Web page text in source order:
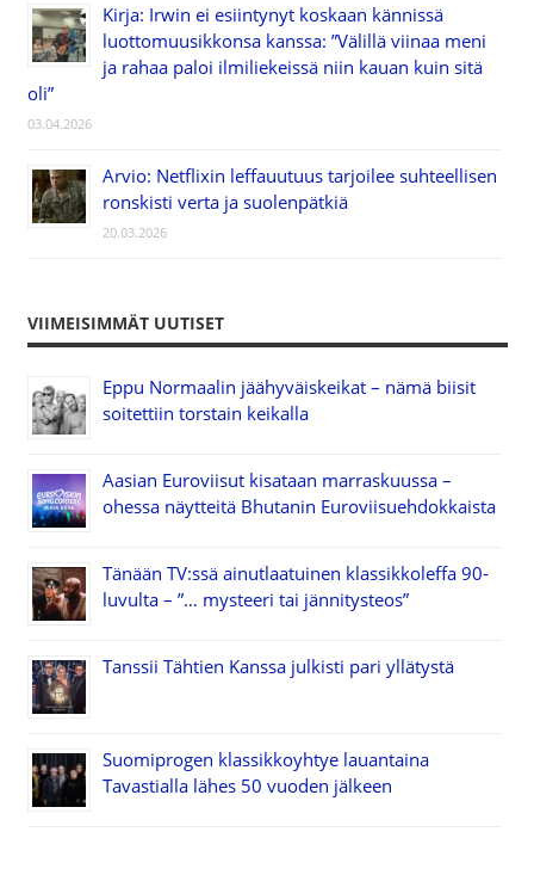
Kirja: Irwin ei esiintynyt koskaan kännissä
luottomuusikkonsa kanssa: ”Välillä viinaa meni
ja rahaa paloi ilmiliekeissä niin kauan kuin sitä
oli”
03.04.2026
Arvio: Netflixin leffauutuus tarjoilee suhteellisen
ronskisti verta ja suolenpätkiä
20.03.2026
VIIMEISIMMÄT UUTISET
Eppu Normaalin jäähyväiskeikat – nämä biisit
soitettiin torstain keikalla
Aasian Euroviisut kisataan marraskuussa –
ohessa näytteitä Bhutanin Euroviisuehdokkaista
Tänään TV:ssä ainutlaatuinen klassikkoleffa 90-
luvulta – ”… mysteeri tai jännitysteos”
Tanssii Tähtien Kanssa julkisti pari yllätystä
Suomiprogen klassikkoyhtye lauantaina
Tavastialla lähes 50 vuoden jälkeen